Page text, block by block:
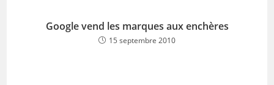
Google vend les marques aux enchères
15 septembre 2010